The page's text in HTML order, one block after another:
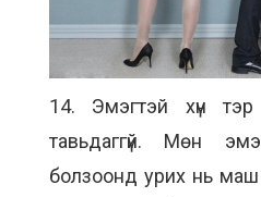
14. Эмэгтэй хүн
тавьдаггүй. Мөн
болзоонд урих нь